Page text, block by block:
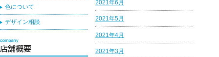
2021年6月
2021年5月
2021年4月
2021年3月
色について
デザイン相談